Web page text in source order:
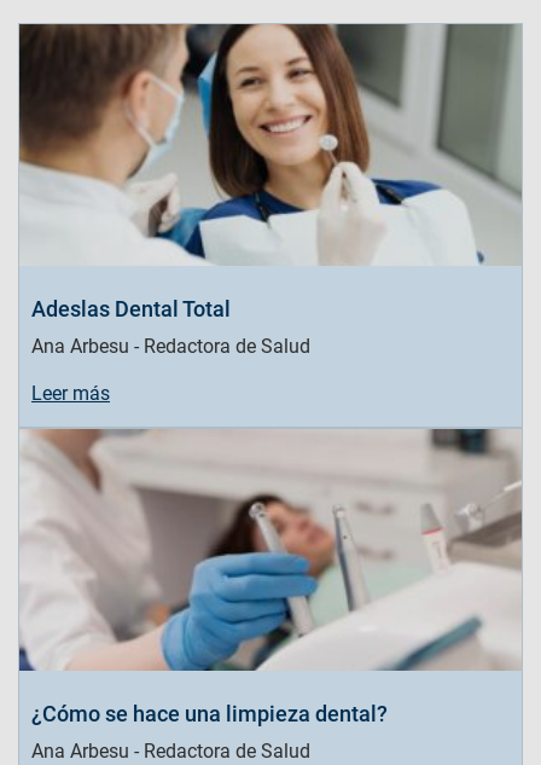
Adeslas Dental Total
Ana Arbesu - Redactora de Salud
Leer más
¿Cómo se hace una limpieza dental?
Ana Arbesu - Redactora de Salud